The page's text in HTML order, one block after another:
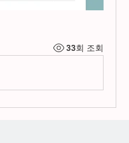
33회 조회